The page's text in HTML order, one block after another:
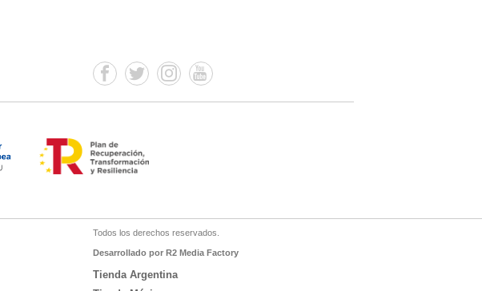
Todos los derechos reservados.
Desarrollado por R2 Media Factory
Tienda Argentina